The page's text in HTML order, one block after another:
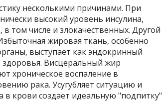
несколькими причинами. При
высокий уровень инсулина,
том числе и злокачественных. Другой
жировая ткань, особенно
выступает как эндокринный
Висцеральный жир
хроническое воспаление в
рака. Усугубляет ситуацию и
крови создает идеальную "подпитку"